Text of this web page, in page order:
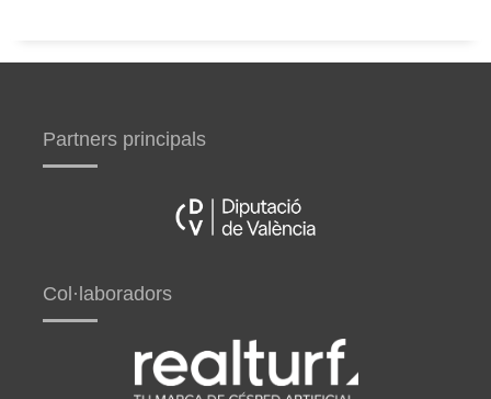
Partners principals
Col·laboradors